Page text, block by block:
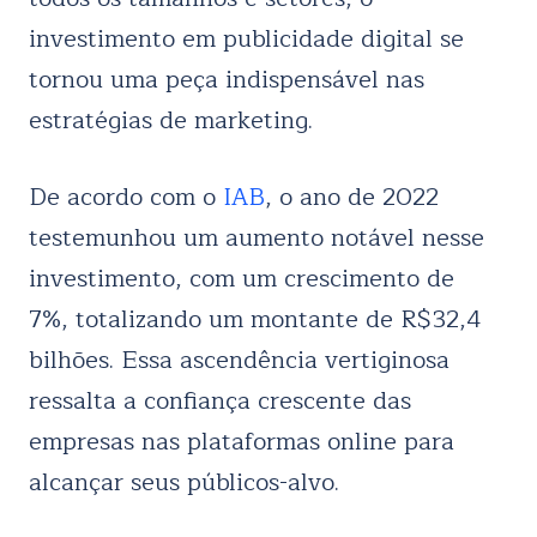
investimento em publicidade digital se
tornou uma peça indispensável nas
estratégias de marketing.
De acordo com o IAB, o ano de 2022
testemunhou um aumento notável nesse
investimento, com um crescimento de
7%, totalizando um montante de R$32,4
bilhões. Essa ascendência vertiginosa
ressalta a confiança crescente das
empresas nas plataformas online para
alcançar seus públicos-alvo.